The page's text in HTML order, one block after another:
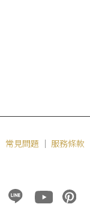
常見問題 ｜ 服務條款